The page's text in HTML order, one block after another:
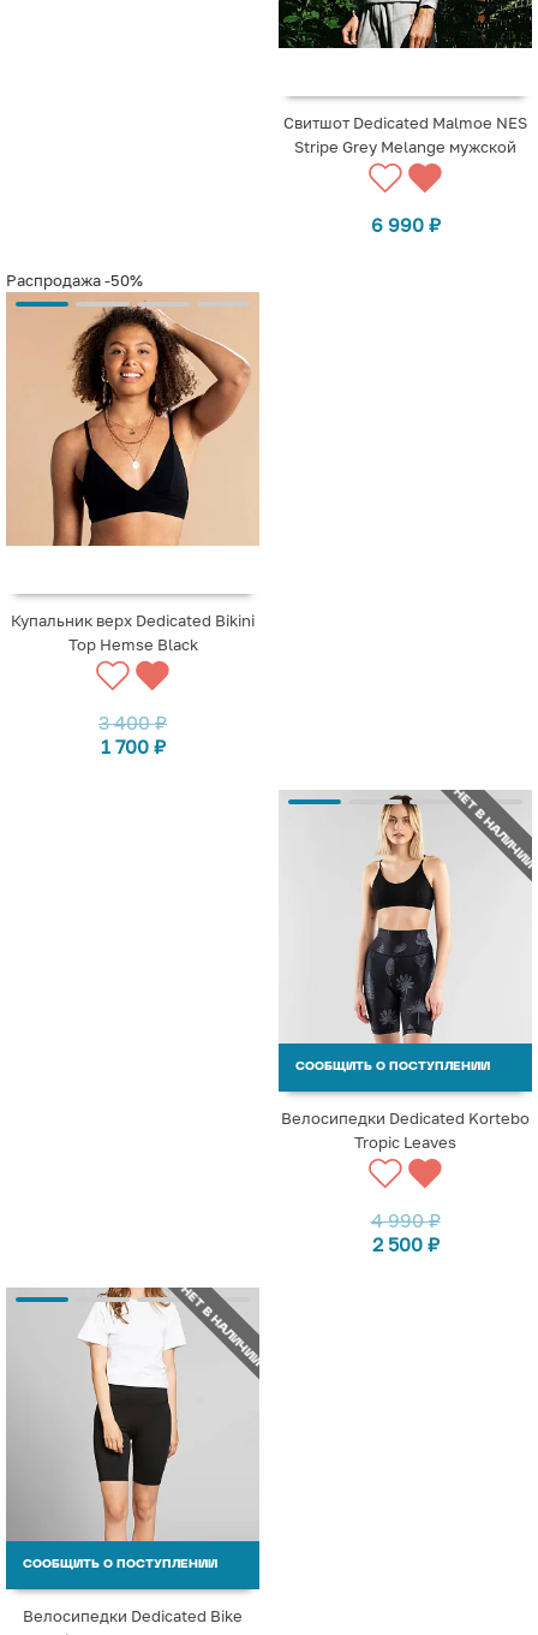
Свитшот Dedicated Malmoe NES
Stripe Grey Melange мужской
6 990 ₽
Распродажа-50%
Купальник верх Dedicated Bikini
Top Hemse Black
3 400₽
1 700 ₽
НЕТ В НАЛИЧИИ
СООБЩИТЬ О ПОСТУПЛЕНИИ
Велосипедки Dedicated Kortebo
Tropic Leaves
4 990₽
2 500 ₽
НЕТ В НАЛИЧИИ
СООБЩИТЬ О ПОСТУПЛЕНИИ
Велосипедки Dedicated Bike